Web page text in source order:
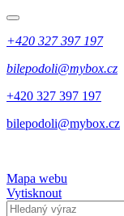
+420 327 397 197
bilepodoli@mybox.cz
+420 327 397 197
bilepodoli@mybox.cz
Mapa webu
Vytisknout